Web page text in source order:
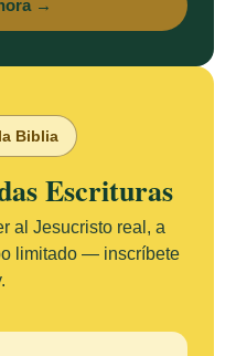
→
Biblia
Escrituras
al Jesucristo real, a
limitado — inscríbete